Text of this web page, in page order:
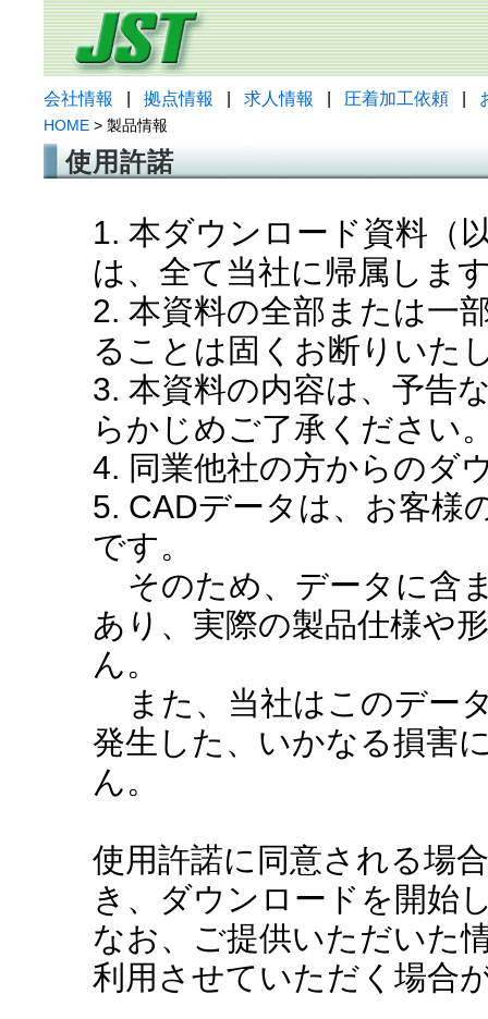
会社情報 拠点情報 求人情報 圧着加工依頼
HOME > 製品情報
使用許諾
1. 本ダウンロード資料（
は、全て当社に帰属しま
2. 本資料の全部または一
ることは固くお断りいた
3. 本資料の内容は、予告
らかじめご了承ください
4. 同業他社の方からのダ
5. CADデータは、お客様
です。
そのため、データに含
あり、実際の製品仕様や
ん。
また、当社はこのデー
発生した、いかなる損害
ん。
使用許諾に同意される場
き、ダウンロードを開始
なお、ご提供いただいた
利用させていただく場合